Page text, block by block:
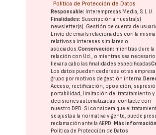
Política de Protección de Datos
Responsable: Interempresas Media, S.L.U.
Finalidades: Suscripción a nuestra(s)
newsletter(s). Gestión de cuenta de
Envío de emails relacionados con la misma
relativos a intereses similares o
asociados.Conservación: mientras dure la
relación con Ud., o mientras sea necesario
llevar a cabo las finalidades especificadas
Los datos pueden cederse a otras
grupo por motivos de gestión interna.
Acceso, rectificación, oposición,
portabilidad, limitación del tratatamiento y
decisiones automatizadas: contacte con
nuestro DPD. Si considera que el
se ajusta a la normativa vigente, puede
reclamación ante laAEPD. Más
Política de Protección de Datos